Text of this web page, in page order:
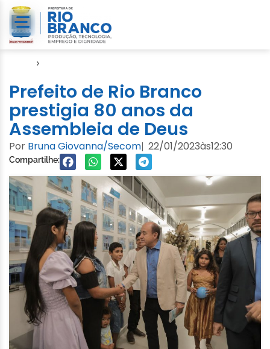
›
Prefeito de Rio Branco
prestigia 80 anos da
Assembleia de Deus
Por Bruna Giovanna/Secom| 22/01/2023às12:30
Compartilhe: